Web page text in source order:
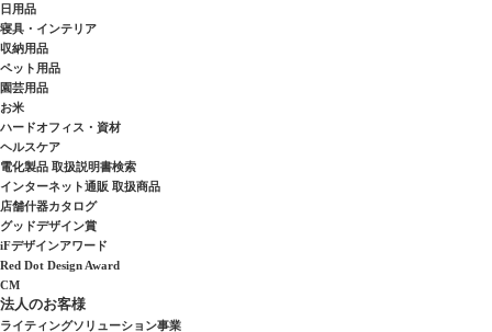
日用品
寝具・インテリア
収納用品
ペット用品
園芸用品
お米
ハードオフィス・資材
ヘルスケア
電化製品 取扱説明書検索
インターネット通販 取扱商品
店舗什器カタログ
グッドデザイン賞
iFデザインアワード
Red Dot Design Award
CM
法人のお客様
ライティングソリューション事業